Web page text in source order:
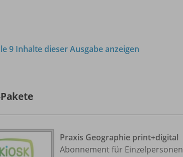
9 Inhalte dieser Ausgabe anzeigen
Praxis Geographie print+digital
Abonnement für Einzelpersonen